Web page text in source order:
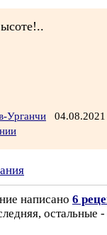
Урганчи
написано 6
остальные -